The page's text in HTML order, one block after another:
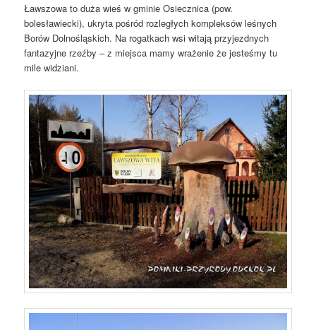
Ławszowa to duża wieś w gminie Osiecznica (pow.
bolesławiecki), ukryta pośród rozległych kompleksów leśnych
Borów Dolnośląskich. Na rogatkach wsi witają przyjezdnych
fantazyjne rzeźby – z miejsca mamy wrażenie że jesteśmy tu
mile widziani.